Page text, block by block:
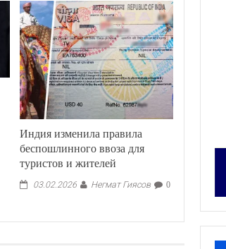
Индия изменила правила
беспошлинного ввоза для
туристов и жителей
03.02.2026 Негмат Гиясов 0